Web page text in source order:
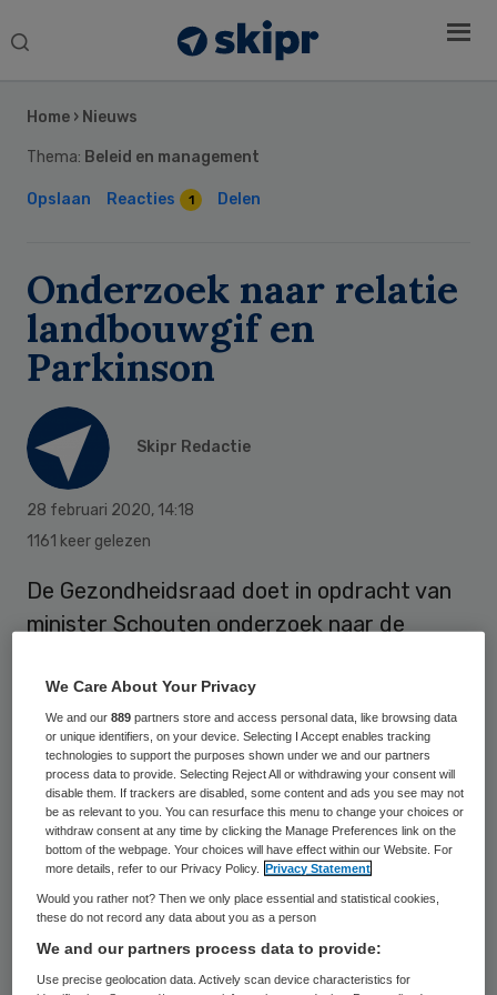
Search
Home › Nieuws
Thema: Beleid en management
Opslaan Reacties 1 Delen
Onderzoek naar relatie
landbouwgif en
Parkinson
Skipr Redactie
28 februari 2020, 14:18
1161 keer gelezen
De Gezondheidsraad doet in opdracht van
minister Schouten onderzoek naar de
Parkinson. Dat heeft een woordvoerder van
de Gezondheidsraad laten weten aan
Zembla.
De Parkinson Vereniging is blij met het
onderzoek, maar wil al sneller actie en heeft
daarom een brief gestuurd naar de minister
stoppen met het gebruik van het
Sidebar
We Care About Your Privacy
We and our889 partners store and access personal data, like browsing data
or unique identifiers, on your device. Selecting I Accept enables tracking
technologies to support the purposes shown under we and our partners
process data to provide. Selecting Reject All or withdrawing your consent will
disable them. If trackers are disabled, some content and ads you see may not
be as relevant to you. You can resurface this menu to change your choices or
withdraw consent at any time by clicking the Manage Preferences link on the
bottom of the webpage. Your choices will have effect within our Website. For
more details, refer to our Privacy Policy.
Privacy Statement
Would you rather not? Then we only place essential and statistical cookies,
these do not record any data about you as a person
We and our partners process data to provide:
Use precise geolocation data. Actively scan device characteristics for